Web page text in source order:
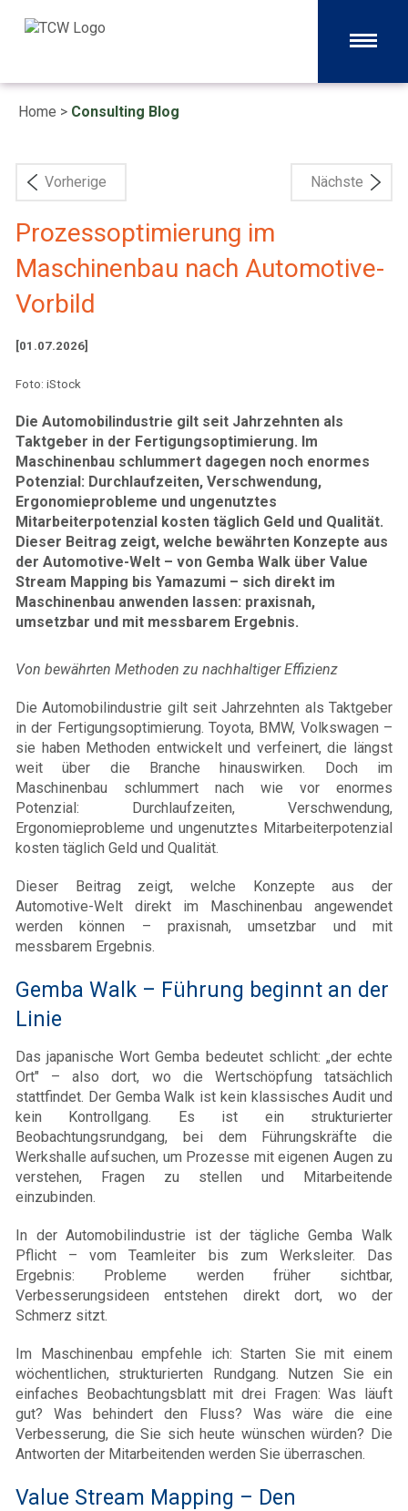
Home > Consulting Blog
Vorherige Nächste
Prozessoptimierung im
Maschinenbau nach Automotive-
Vorbild
[01.07.2026]
Foto: iStock
Die Automobilindustrie gilt seit Jahrzehnten als
Taktgeber in der Fertigungsoptimierung. Im
Maschinenbau schlummert dagegen noch enormes
Potenzial: Durchlaufzeiten, Verschwendung,
Ergonomieprobleme und ungenutztes
Mitarbeiterpotenzial kosten täglich Geld und Qualität.
Dieser Beitrag zeigt, welche bewährten Konzepte aus
der Automotive-Welt – von Gemba Walk über Value
Stream Mapping bis Yamazumi – sich direkt im
Maschinenbau anwenden lassen: praxisnah,
umsetzbar und mit messbarem Ergebnis.
Von bewährten Methoden zu nachhaltiger Effizienz
Die Automobilindustrie gilt seit Jahrzehnten als Taktgeber
in der Fertigungsoptimierung. Toyota, BMW, Volkswagen –
sie haben Methoden entwickelt und verfeinert, die längst
weit über die Branche hinauswirken. Doch im
Maschinenbau schlummert nach wie vor enormes
Potenzial: Durchlaufzeiten, Verschwendung,
Ergonomieprobleme und ungenutztes Mitarbeiterpotenzial
kosten täglich Geld und Qualität.
Dieser Beitrag zeigt, welche Konzepte aus der
Automotive-Welt direkt im Maschinenbau angewendet
werden können – praxisnah, umsetzbar und mit
messbarem Ergebnis.
Gemba Walk – Führung beginnt an der
Linie
Das japanische Wort Gemba bedeutet schlicht: „der echte
Ort" – also dort, wo die Wertschöpfung tatsächlich
stattfindet. Der Gemba Walk ist kein klassisches Audit und
kein Kontrollgang. Es ist ein strukturierter
Beobachtungsrundgang, bei dem Führungskräfte die
Werkshalle aufsuchen, um Prozesse mit eigenen Augen zu
verstehen, Fragen zu stellen und Mitarbeitende
einzubinden.
In der Automobilindustrie ist der tägliche Gemba Walk
Pflicht – vom Teamleiter bis zum Werksleiter. Das
Ergebnis: Probleme werden früher sichtbar,
Verbesserungsideen entstehen direkt dort, wo der
Schmerz sitzt.
Im Maschinenbau empfehle ich: Starten Sie mit einem
wöchentlichen, strukturierten Rundgang. Nutzen Sie ein
einfaches Beobachtungsblatt mit drei Fragen: Was läuft
gut? Was behindert den Fluss? Was wäre die eine
Verbesserung, die Sie sich heute wünschen würden? Die
Antworten der Mitarbeitenden werden Sie überraschen.
Value Stream Mapping – Den